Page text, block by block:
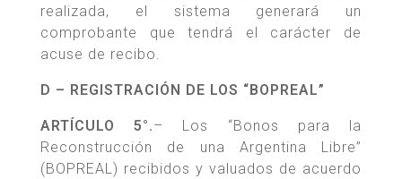
realizada, el sistema generará un
comprobante que tendrá el carácter de
acuse de recibo.
D – REGISTRACIÓN DE LOS “BOPREAL”
ARTÍCULO 5°.– Los “Bonos para la
Reconstrucción de una Argentina Libre”
(BOPREAL) recibidos y valuados de acuerdo